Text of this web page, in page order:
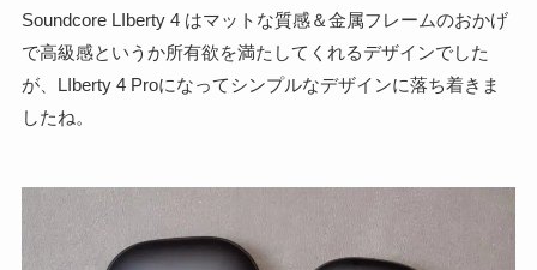
Soundcore LIberty 4 はマットな質感＆金属フレームのおかげ
で高級感というか所有欲を満たしてくれるデザインでした
が、LIberty 4 Proになってシンプルなデザインに落ち着きま
したね。